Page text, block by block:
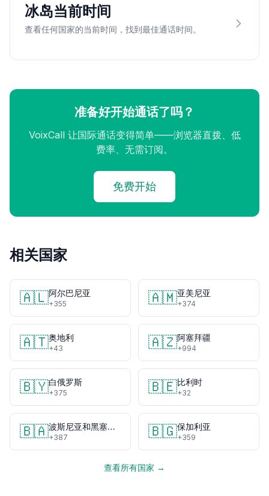
冰岛当前时间
查看任何国家的当前时间，找到最佳通话时间。
准备好开始通话了吗？
VoixCall 让国际通话变得简单——浏览器直拨、低
费率、无需订阅。
免费开始
相关国家
🇦🇱阿尔巴尼亚
+355 🇦🇲亚美尼亚
+374
🇦🇹奥地利
+43 🇦🇿阿塞拜疆
+994
🇧🇾白俄罗斯
+375 🇧🇪比利时
+32
🇧🇦 波斯尼亚和黑塞哥维那
+387 🇧🇬保加利亚
+359
查看所有国家 →